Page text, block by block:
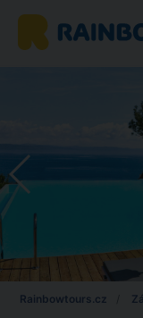
Rainbowtours.cz